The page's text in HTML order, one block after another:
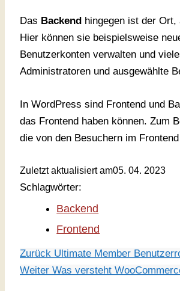
Das Backend hingegen ist der
Hier können sie beispielsweise
Benutzerkonten verwalten und
Administratoren und ausgewählte
In WordPress sind Frontend und
das Frontend haben können. Zum
die von den Besuchern im
Zuletzt aktualisiert am05. 04. 2023
Schlagwörter:
Backend
Frontend
Zurück Ultimate Member
Weiter Was versteht